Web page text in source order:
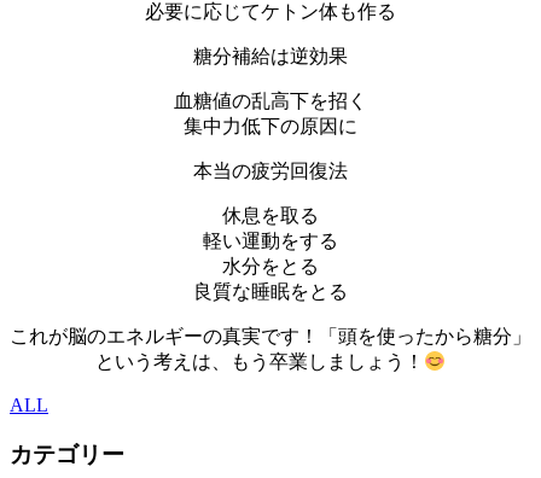
必要に応じてケトン体も作る
糖分補給は逆効果
血糖値の乱高下を招く
集中力低下の原因に
本当の疲労回復法
休息を取る
軽い運動をする
水分をとる
良質な睡眠をとる
これが脳のエネルギーの真実です！「頭を使ったから糖分」
という考えは、もう卒業しましょう！
ALL
カテゴリー